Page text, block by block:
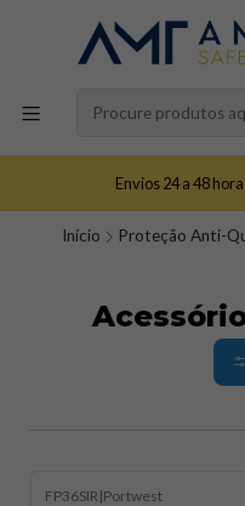
Envios 24 a 48
Início Proteção Anti-
FP36SIR |Portwest